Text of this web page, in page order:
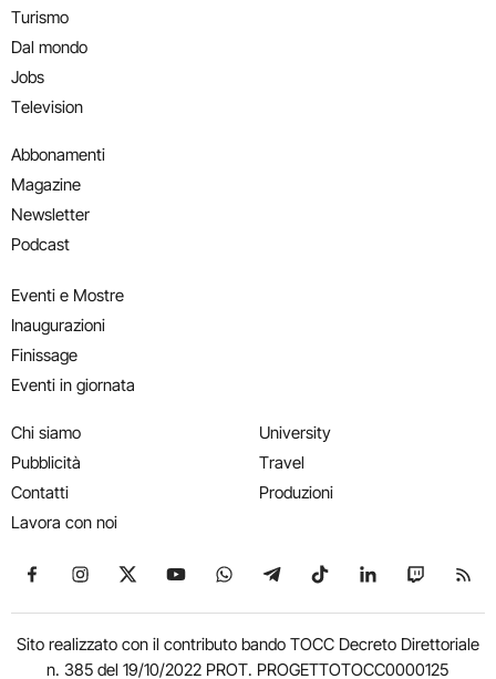
Turismo
Dal mondo
Jobs
Television
Abbonamenti
Magazine
Newsletter
Podcast
Eventi e Mostre
Inaugurazioni
Finissage
Eventi in giornata
Chi siamo
Pubblicità
Contatti
Lavora con noi
University
Travel
Produzioni
Seguici su Facebook
Seguici su Instagram
Seguici su X
Seguici su YouTube
Seguici su WhatsApp
Seguici su Telegram
Seguici su TikTok
Seguici su
Seguici
Sito realizzato con il contributo bando TOCC Decreto Direttoriale
n. 385 del 19/10/2022 PROT. PROGETTOTOCC0000125